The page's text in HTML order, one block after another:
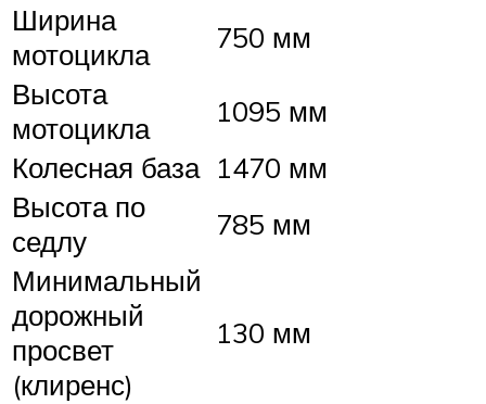
Ширина
мотоцикла
750 мм
Высота
мотоцикла
1095 мм
Колесная база 1470 мм
Высота по
седлу
785 мм
Минимальный
дорожный
просвет
(клиренс)
130 мм